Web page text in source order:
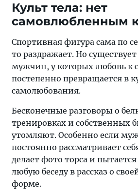
Культ тела: нет
самовлюбленным
Спортивная фигура сама по
то раздражает. Но
мужчин, у которых любовь к
постепенно превращается в
самолюбования.
Бесконечные разговоры о
тренировках и собственных
утомляют. Особенно если
постоянно рассматривает
делает фото торса и
любую беседу в рассказ о
форме.